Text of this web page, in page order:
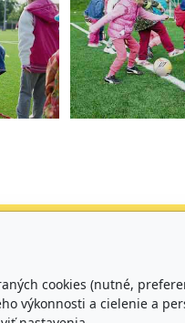
PO -
cookies (nutné,
výkonnosti a cielenie a